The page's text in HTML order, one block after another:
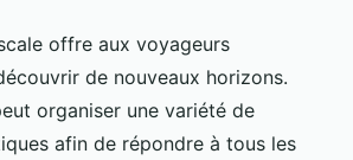
offre aux voyageurs
de nouveaux horizons.
organiser une variété de
afin de répondre à tous les